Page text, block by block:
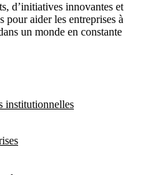
d’initiatives innovantes et
pour aider les entreprises à
un monde en constante
institutionnelles